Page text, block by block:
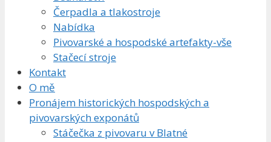
Čerpadla a tlakostroje
Nabídka
Pivovarské a hospodské artefakty-vše
Stačecí stroje
Kontakt
O mě
Pronájem historických hospodských a
pivovarských exponátů
Stáčečka z pivovaru v Blatné